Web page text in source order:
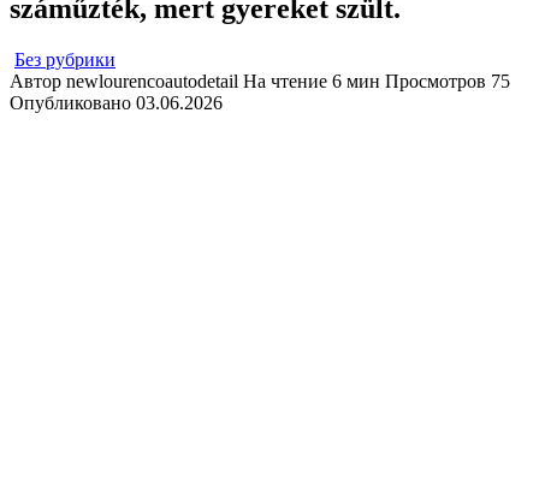
száműzték, mert gyereket szült.
Без рубрики
Автор newlourencoautodetail На чтение 6 мин Просмотров 75
Опубликовано 03.06.2026